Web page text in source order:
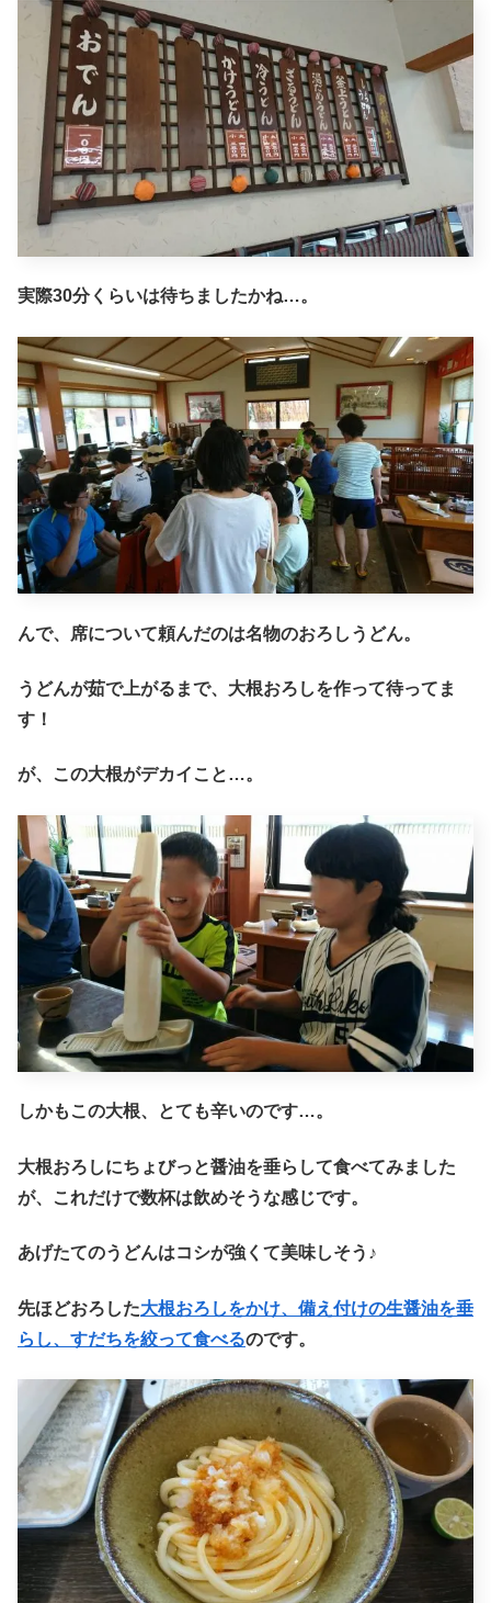
実際30分くらいは待ちましたかね…。
んで、席について頼んだのは名物のおろしうどん。
うどんが茹で上がるまで、大根おろしを作って待ってま
す！
が、この大根がデカイこと…。
しかもこの大根、とても辛いのです…。
大根おろしにちょびっと醤油を垂らして食べてみました
が、これだけで数杯は飲めそうな感じです。
あげたてのうどんはコシが強くて美味しそう♪
先ほどおろした大根おろしをかけ、備え付けの生醤油を垂
らし、すだちを絞って食べるのです。